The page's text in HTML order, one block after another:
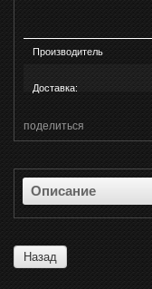
Производитель
Доставка:
поделиться
Описание
Назад